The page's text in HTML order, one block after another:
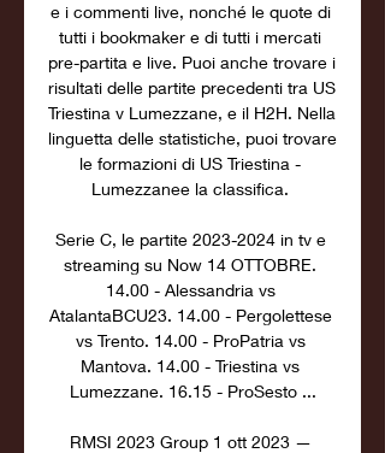
e i commenti live, nonché le quote di
tutti i bookmaker e di tutti i mercati
pre-partita e live. Puoi anche trovare i
risultati delle partite precedenti tra US
Triestina v Lumezzane, e il H2H. Nella
linguetta delle statistiche, puoi trovare
le formazioni di US Triestina -
Lumezzanee la classifica.
Serie C, le partite 2023-2024 in tv e
streaming su Now 14 OTTOBRE.
14.00 - Alessandria vs
AtalantaBCU23. 14.00 - Pergolettese
vs Trento. 14.00 - ProPatria vs
Mantova. 14.00 - Triestina vs
Lumezzane. 16.15 - ProSesto ...
RMSI 2023 Group 1 ott 2023 —